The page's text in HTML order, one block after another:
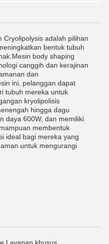
Cryolipolysis adalah pilihan
bentuk tubuh
body shaping
canggih dan kerajinan
dan
ini, pelanggan dapat
tubuh mereka untuk
kryolipolisis
hingga dagu
daya 600W, dan memiliki
membentuk
ideal bagi mereka yang
untuk mengurangi